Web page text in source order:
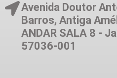
Avenida Doutor
Barros, Antiga
ANDAR SALA 8 -
57036-001